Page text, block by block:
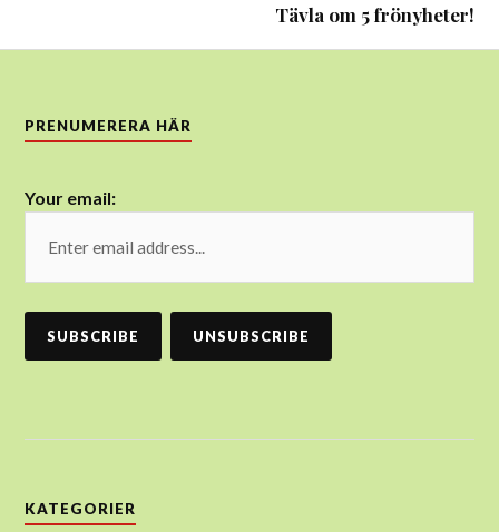
Tävla om 5 frönyheter!
PRENUMERERA HÄR
Your email:
KATEGORIER